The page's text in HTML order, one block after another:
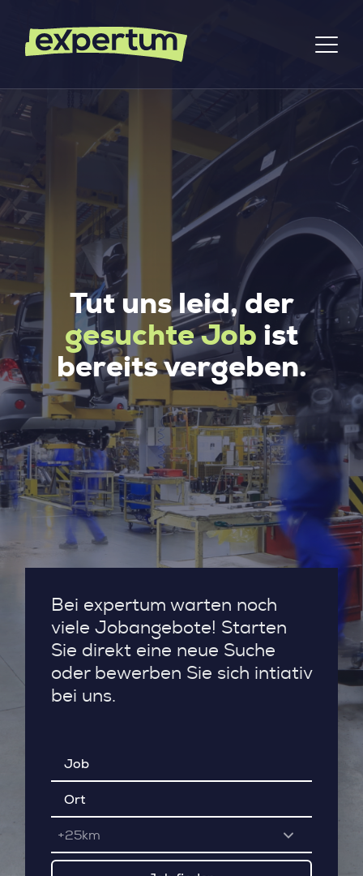
Tut uns leid, der
gesuchte Job ist
bereits vergeben.
Bei expertum warten noch
viele Jobangebote! Starten
Sie direkt eine neue Suche
oder bewerben Sie sich intiativ
bei uns.
+25km